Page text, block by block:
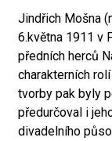
Jindřich Mošna
6.května 1911 v
předních herců
charakterních
tvorby pak byly
předurčoval i
divadelního